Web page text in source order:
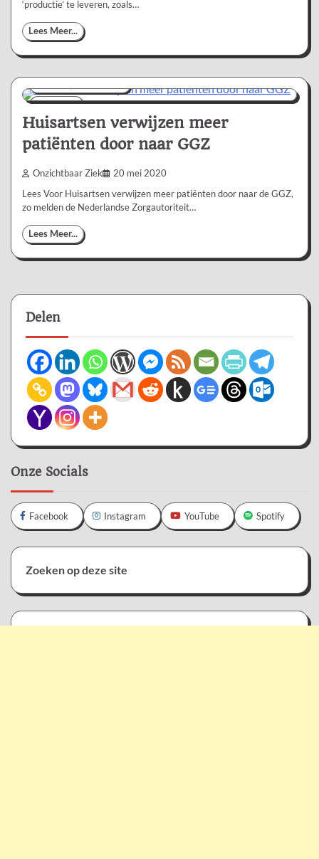
‘productie’ te leveren, zoals…
Lees Meer...
1 min 0
Huisartsen verwijzen meer
patiënten door naar GGZ
Onzichtbaar Ziek 20 mei 2020
Lees Voor Huisartsen verwijzen meer patiënten door naar de GGZ,
zo melden de Nederlandse Zorgautoriteit…
Lees Meer...
Delen
Onze Socials
Facebook Instagram YouTube Spotify
Zoeken op deze site